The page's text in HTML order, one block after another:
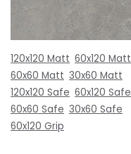
120x120 Matt 60x120 Matt
60x60 Matt 30x60 Matt
120x120 Safe 60x120 Safe
60x60 Safe 30x60 Safe
60x120 Grip